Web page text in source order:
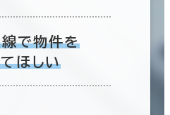
で物件を
ほしい